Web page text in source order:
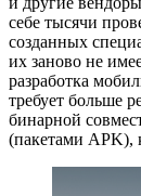
себе тысячи
созданных
их заново не
разработка
требует больше
бинарной
(пакетами APK),